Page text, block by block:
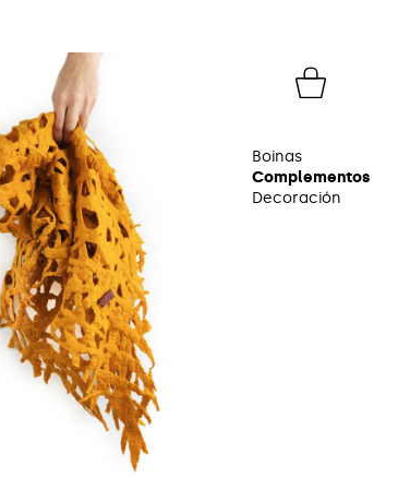
Boinas
Complementos
Decoración